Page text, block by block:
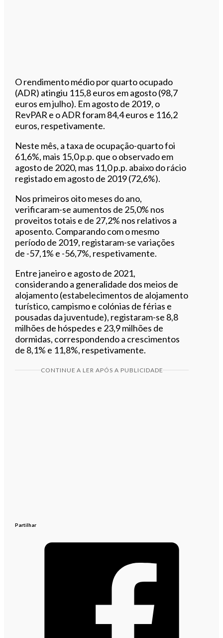
O rendimento médio por quarto ocupado
(ADR) atingiu 115,8 euros em agosto (98,7
euros em julho). Em agosto de 2019, o
RevPAR e o ADR foram 84,4 euros e 116,2
euros, respetivamente.
Neste mês, a taxa de ocupação-quarto foi
61,6%, mais 15,0 p.p. que o observado em
agosto de 2020, mas 11,0 p.p. abaixo do rácio
registado em agosto de 2019 (72,6%).
Nos primeiros oito meses do ano,
verificaram-se aumentos de 25,0% nos
proveitos totais e de 27,2% nos relativos a
aposento. Comparando com o mesmo
período de 2019, registaram-se variações
de -57,1% e -56,7%, respetivamente.
Entre janeiro e agosto de 2021,
considerando a generalidade dos meios de
alojamento (estabelecimentos de alojamento
turístico, campismo e colónias de férias e
pousadas da juventude), registaram-se 8,8
milhões de hóspedes e 23,9 milhões de
dormidas, correspondendo a crescimentos
de 8,1% e 11,8%, respetivamente.
CONTINUE A LER APÓS A PUBLICIDADE
Partilhar